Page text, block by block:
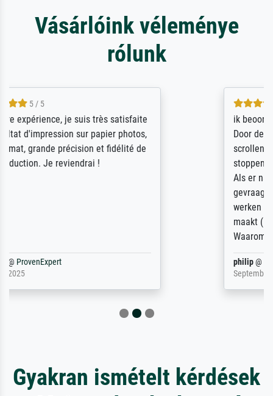
Vásárlóink véleménye
rólunk
ik beoordeel Meisterdrucke zeer positief.
Door de 69505 beschikbare kunstenaars
scrollen is echter onbegonnen werk (na
stoppen begint het weer van voor af aan).
philip
Gyakran ismételt kérdések